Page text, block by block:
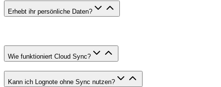
Erhebt ihr persönliche Daten?
Wie funktioniert Cloud Sync?
Kann ich Lognote ohne Sync nutzen?